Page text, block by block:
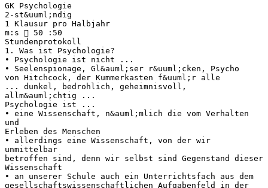
GK Psychologie
2-st&uuml;ndig
1 Klausur pro Halbjahr
m:s  50 :50
Stundenprotokoll
1. Was ist Psychologie?
• Psychologie ist nicht ...
• Seelenspionage, Gl&auml;ser r&uuml;cken, Psycho
von Hitchcock, der Kummerkasten f&uuml;r alle
... dunkel, bedrohlich, geheimnisvoll,
allm&auml;chtig ...
Psychologie ist ...
• eine Wissenschaft, n&auml;mlich die vom Verhalten
und
Erleben des Menschen
• allerdings eine Wissenschaft, von der wir
unmittelbar
betroffen sind, denn wir selbst sind Gegenstand dieser
Wissenschaft
• an unserer Schule auch ein Unterrichtsfach aus dem
gesellschaftswissenschaftlichen Aufgabenfeld in der